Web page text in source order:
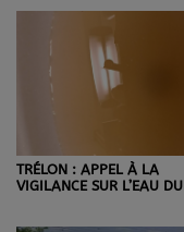
TRÉLON : APPEL À LA
VIGILANCE SUR L’EAU DU